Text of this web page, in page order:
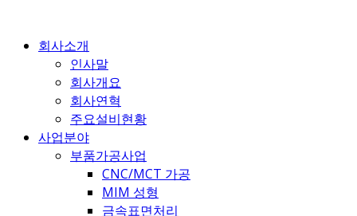
회사소개
인사말
회사개요
회사연혁
주요설비현황
사업분야
부품가공사업
CNC/MCT 가공
MIM 성형
금속표면처리